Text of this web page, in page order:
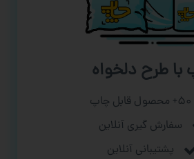
با طرح دلخواه
۵۰+ محصول قابل چاپ
سفارش گیری آنلاین
پشتیبانی آنلاین